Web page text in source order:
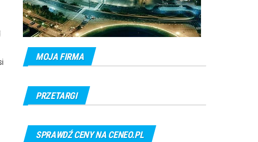
MOJA FIRMA
PRZETARGI
SPRAWDŹ CENY NA CENEO.PL